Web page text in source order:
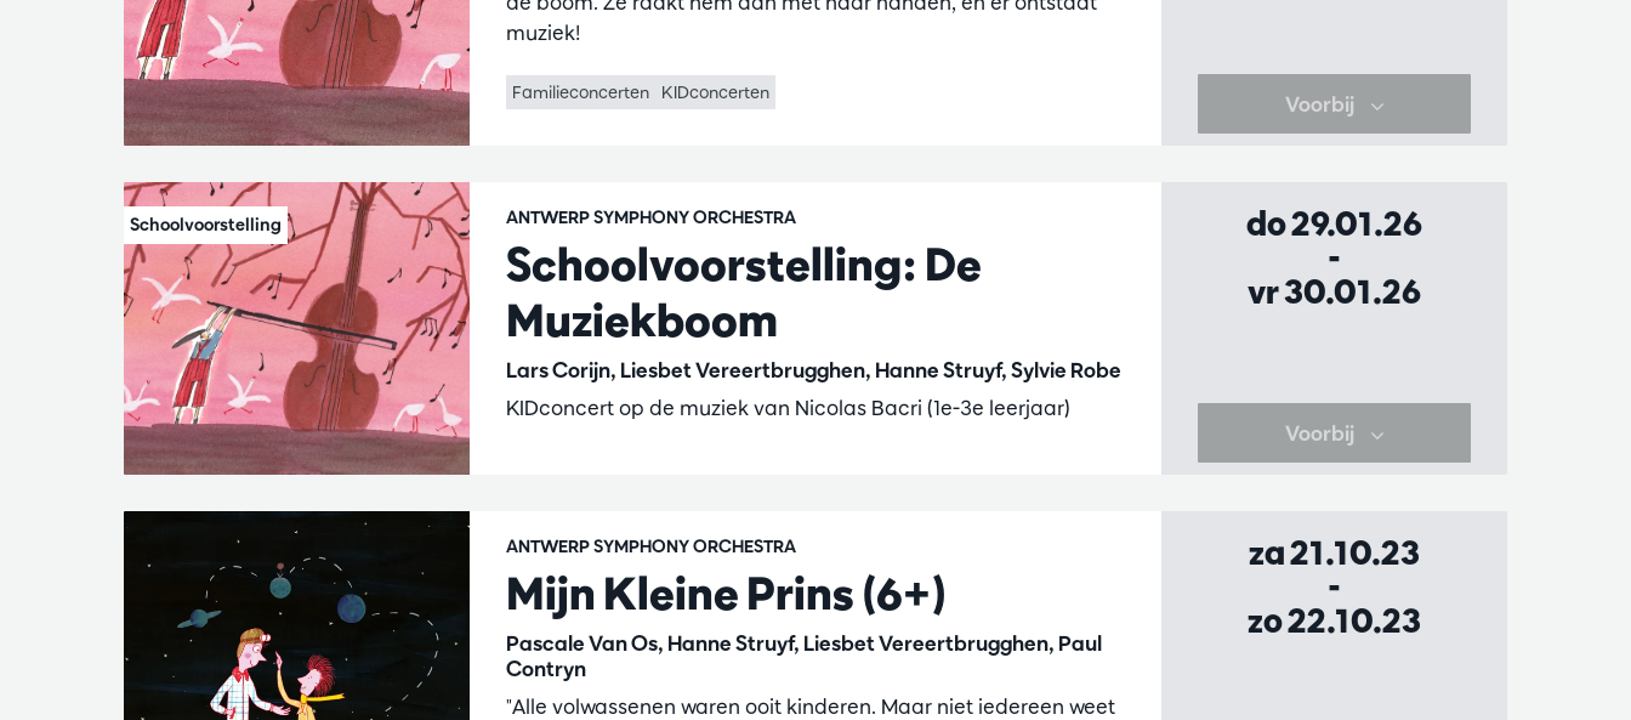
muziek!
Familieconcerten KIDconcerten Voorbij
Schoolvoorstelling: De
Muziekboom
Lars Corijn, Liesbet Vereertbrugghen, Hanne Struyf, Sylvie Robe
ANTWERP SYMPHONY ORCHESTRA
KIDconcert op de muziek van Nicolas Bacri (1e-3e leerjaar)
do 29.01.26
-
vr 30.01.26
Voorbij
Mijn Kleine Prins (6+)
Pascale Van Os, Hanne Struyf, Liesbet Vereertbrugghen, Paul
Contryn
ANTWERP SYMPHONY ORCHESTRA
"Alle volwassenen waren ooit kinderen. Maar niet iedereen weet
za 21.10.23
-
zo 22.10.23